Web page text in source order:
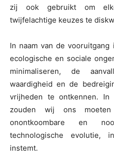
zij ook gebruikt om
twijfelachtige keuzes te
In naam van de
ecologische en sociale
minimaliseren, de
waardigheid en de
vrijheden te ontkennen. In
zouden wij ons
onontkoombare en
technologische evolutie,
instemt.